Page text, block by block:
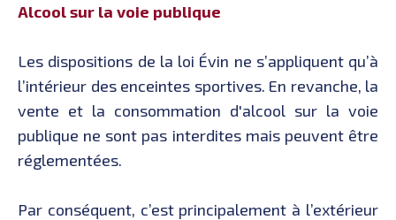
Alcool sur la voie publique
Les dispositions de la loi Évin ne s’appliquent qu’à
l’intérieur des enceintes sportives. En revanche, la
vente et la consommation d'alcool sur la voie
publique ne sont pas interdites mais peuvent être
réglementées.
Par conséquent, c’est principalement à l’extérieur